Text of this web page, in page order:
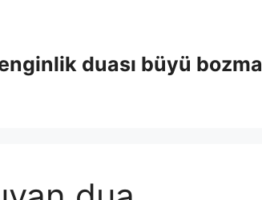
duası büyü bozma